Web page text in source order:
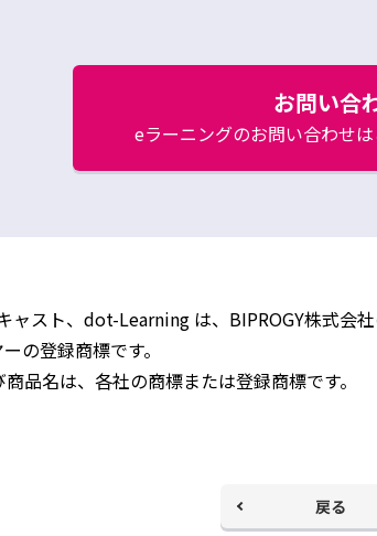
お問い合
eラーニングのお問い合わせ
ウ
く
スト、dot-Learning は、BIPROGY株式会社
の登録商標です。
品名は、各社の商標または登録商標です。
戻る